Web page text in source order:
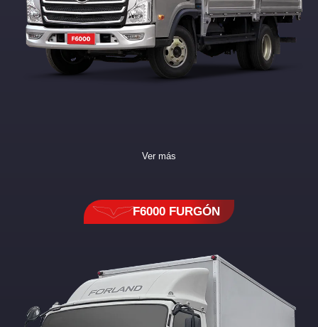
Ver más
F6000 FURGÓN